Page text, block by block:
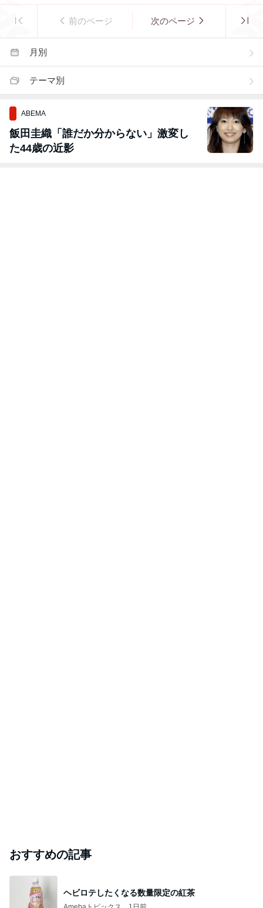
前のページ 次のページ
月別
テーマ別
ABEMA
飯田圭織「誰だか分からない」激変し
た44歳の近影
おすすめの記事
ヘビロテしたくなる数量限定の紅茶